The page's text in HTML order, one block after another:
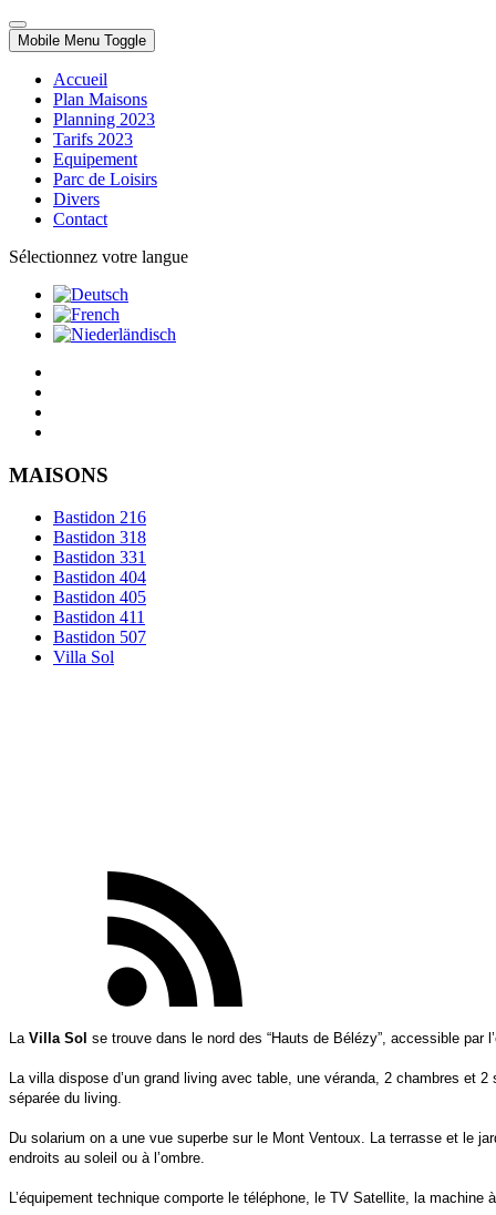
Mobile Menu Toggle
Accueil
Plan Maisons
Planning 2023
Tarifs 2023
Equipement
Parc de Loisirs
Divers
Contact
Sélectionnez votre langue
MAISONS
Bastidon 216
Bastidon 318
Bastidon 331
Bastidon 404
Bastidon 405
Bastidon 411
Bastidon 507
Villa Sol
La Villa Sol se trouve dans le nord des “Hauts de Bélézy”, accessible par
La villa dispose d’un grand living avec table, une véranda, 2 chambres et
séparée du living.
Du solarium on a une vue superbe sur le Mont Ventoux. La terrasse et le
endroits au soleil ou à l’ombre.
L’équipement technique comporte le téléphone, le TV Satellite, la machine